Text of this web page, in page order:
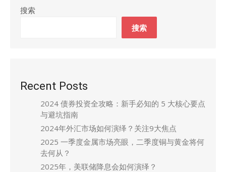
搜索
搜索
Recent Posts
2024 债券投资全攻略：新手必知的 5 大核心要点
与避坑指南
2024年外汇市场如何演绎？关注9大焦点
2025 一季度金属市场亮眼，二季度铜与黄金将何
去何从？
2025年，美联储降息会如何演绎？